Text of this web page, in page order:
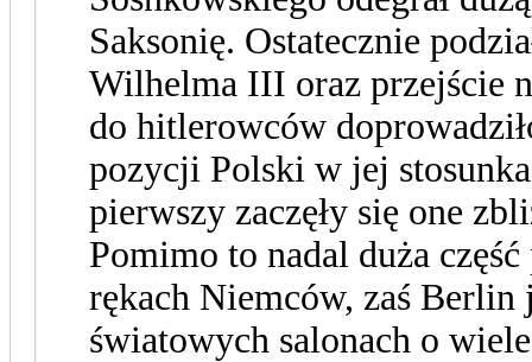
Saksonię. Ostatecznie
Wilhelma III oraz przejście
do hitlerowców
pozycji Polski w jej
pierwszy zaczęły się one
Pomimo to nadal duża
rękach Niemców, zaś
światowych salonach o